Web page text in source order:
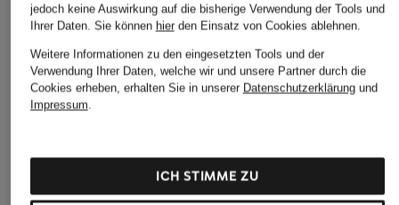
365 € 199,99 €
jedoch keine Auswirkung auf die bisherige Verwendung der Tools und
Ihrer Daten. Sie können hierden Einsatz von Cookies ablehnen.
Weitere Informationen zu den eingesetzten Tools und der
Verwendung Ihrer Daten, welche wir und unsere Partner durch die
Cookies erheben, erhalten Sie in unserer Datenschutzerklärungund
Impressum.
ICH STIMME ZU